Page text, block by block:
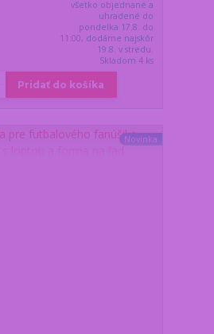
všetko objednané a
uhradené do
pondelka 17.8. do
11:00, dodáme najskôr
19.8. v stredu.
Skladom 4 ks
Pridať do košíka
Novinka